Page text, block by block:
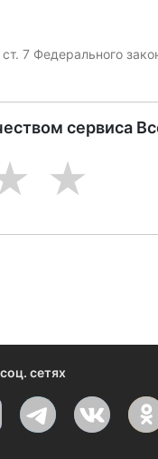
7 Федерального
сервиса
5
сетях